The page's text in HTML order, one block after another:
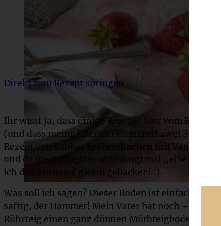
Direkt zum Rezept springen
Ihr wisst ja, dass einige Rezepte hier vom Blog
(und dass meine Eltern in Frankfurt zwei
Rezept von Babbas
Erdbeerkuchen mit
und da mein Jüngster unbedingt mal „eine
ich das dann mal gleich gebacken! :)
Was soll ich sagen? Dieser Boden ist einfach
saftig, der Hammer! Mein Vater hat noch – der
Rührteig einen ganz dünnen Mürbteigboden